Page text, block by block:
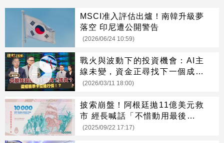
MSCI准入評估出爐！南韓升級夢
落空 印尼遭公開警告
(2026/06/24 10:59)
戰火與波動下的投資機會：AI主
線未變，資金正尋找下一個成長
市場
(2026/03/11 18:00)
披索崩盤！阿根廷拋11億美元救
市 經長喊話「不惜動用最後一分
錢」
(2025/09/22 17:17)